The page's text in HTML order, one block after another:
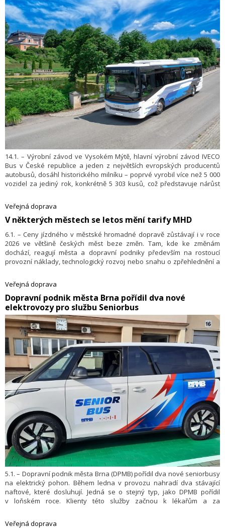
14.1. – Výrobní závod ve Vysokém Mýtě, hlavní výrobní závod IVECO
Bus v České republice a jeden z největších evropských producentů
autobusů, dosáhl historického milníku – poprvé vyrobil více než 5 000
vozidel za jediný rok, konkrétně 5 303 kusů, což představuje nárůst
skutečnost, že 94 % vyrobených autobusů bylo exportováno do
25 zemí Evropy, Asie a Afriky, přičemž hlavními exportními destinacemi
byly Francie, Itálie a Španělsko. Tento mimořádný úspěch podtrhuje
hromadné dopravy.
Veřejná doprava
​V některých městech se letos mění tarify MHD
6.1. – Ceny jízdného v městské hromadné dopravě zůstávají i v roce
2026 ve většině českých měst beze změn. Tam, kde ke změnám
dochází, reagují města a dopravní podniky především na rostoucí
provozní náklady, technologický rozvoj nebo snahu o zpřehlednění a
charakteru a často se týkají jednotlivých jízdenek, sankcí za jízdu bez
platného dokladu nebo organizačních změn v systému MHD.
Veřejná doprava
​Dopravní podnik města Brna pořídil dva nové
elektrovozy pro službu Seniorbus
5.1. – Dopravní podnik města Brna (DPMB) pořídil dva nové seniorbusy
na elektrický pohon. Během ledna v provozu nahradí dva stávající
naftové, které dosluhují. Jedná se o stejný typ, jako DPMB pořídil
v loňském roce. Klienty této služby začnou k lékařům a za
oba nové vozy činí 2,1 milionu Kč.
Veřejná doprava